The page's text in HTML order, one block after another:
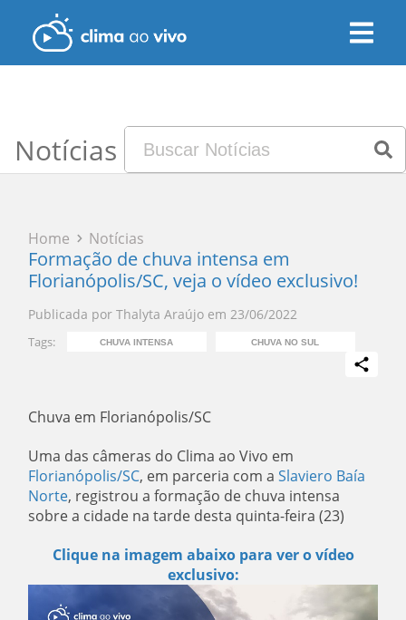
Notícias
Home Notícias
Formação de chuva intensa em
Florianópolis/SC, veja o vídeo exclusivo!
Publicada por Thalyta Araújo em 23/06/2022
Tags: CHUVA INTENSA CHUVA NO SUL
Chuva em Florianópolis/SC
Uma das câmeras do Clima ao Vivo em
Florianópolis/SC, em parceria com aSlaviero Baía
Norte, registrou a formação de chuva intensa
sobre a cidade na tarde desta quinta-feira (23)
Clique na imagem abaixo para ver o vídeo
exclusivo: